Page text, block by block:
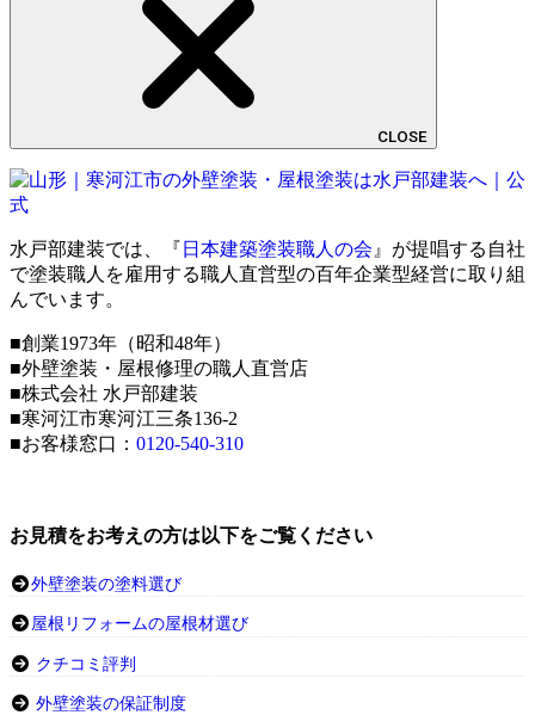
CLOSE
水戸部建装では、『 日本建築塗装職人の会 』が提唱する自社
で塗装職人を雇用する職人直営型の百年企業型経営に取り組
んでいます。
■創業1973年（昭和48年）
■外壁塗装・屋根修理の職人直営店
■株式会社 水戸部建装
■寒河江市寒河江三条136-2
■お客様窓口： 0120-540-310
お見積をお考えの方は以下をご覧ください
外壁塗装の塗料選び
屋根リフォームの屋根材選び
クチコミ評判
外壁塗装の保証制度